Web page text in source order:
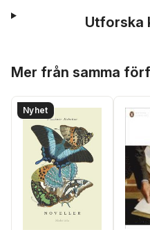
Utforska
Mer från samma
Nyhet